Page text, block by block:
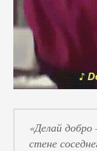
«Делай добро
стене